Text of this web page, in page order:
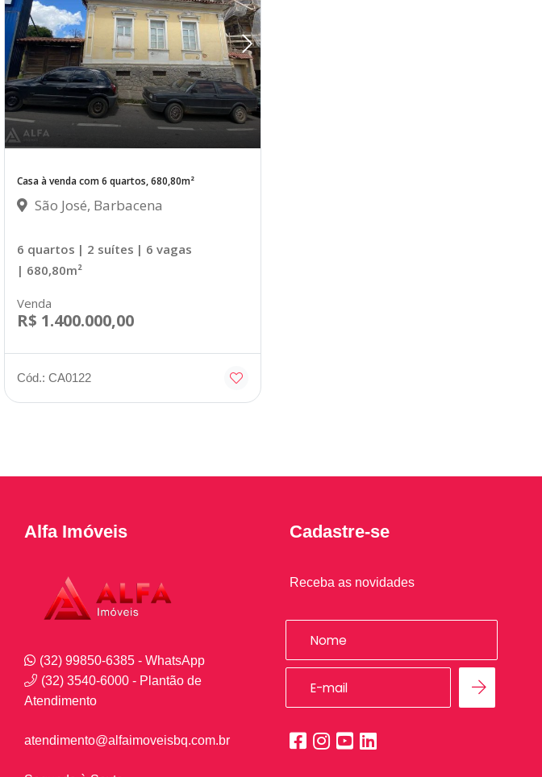
Casa à venda com 6 quartos, 680,80m²
São José, Barbacena
6 quartos | 2 suítes | 6 vagas
| 680,80m²
Venda
R$ 1.400.000,00
Cód.: CA0122
Alfa Imóveis
(32) 99850-6385 - WhatsApp
(32) 3540-6000 - Plantão de
Atendimento
atendimento@alfaimoveisbq.com.br
Cadastre-se
Receba as novidades